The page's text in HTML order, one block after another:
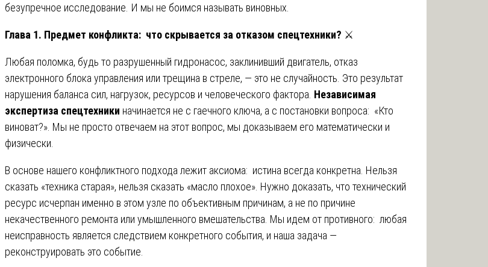
безупречное исследование. И мы не боимся называть виновных.
Глава 1. Предмет конфликта: что скрывается за отказом спецтехники? ⚔️
Любая поломка, будь то разрушенный гидронасос, заклинивший двигатель, отказ
электронного блока управления или трещина в стреле, — это не случайность. Это результат
нарушения баланса сил, нагрузок, ресурсов и человеческого фактора. Независимая
экспертиза спецтехники начинается не с гаечного ключа, а с постановки вопроса: «Кто
виноват?». Мы не просто отвечаем на этот вопрос, мы доказываем его математически и
физически.
В основе нашего конфликтного подхода лежит аксиома: истина всегда конкретна. Нельзя
сказать «техника старая», нельзя сказать «масло плохое». Нужно доказать, что технический
ресурс исчерпан именно в этом узле по объективным причинам, а не по причине
некачественного ремонта или умышленного вмешательства. Мы идем от противного: любая
неисправность является следствием конкретного события, и наша задача —
реконструировать это событие.